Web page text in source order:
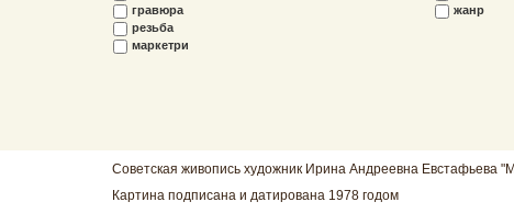
гравюра
резьба
маркетри
жанр
Советская живопись художник Ирина Андреевна Евстафьева
Картина подписана и датирована 1978 годом